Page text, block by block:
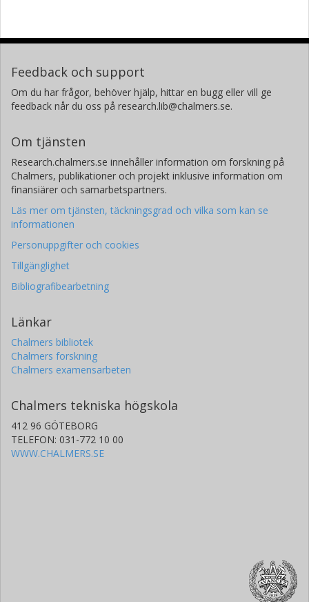
Feedback och support
Om du har frågor, behöver hjälp, hittar en bugg eller vill ge
feedback når du oss på research.lib@chalmers.se.
Om tjänsten
Research.chalmers.se innehåller information om forskning på
Chalmers, publikationer och projekt inklusive information om
finansiärer och samarbetspartners.
Läs mer om tjänsten, täckningsgrad och vilka som kan se
informationen
Personuppgifter och cookies
Tillgänglighet
Bibliografibearbetning
Länkar
Chalmers bibliotek
Chalmers forskning
Chalmers examensarbeten
Chalmers tekniska högskola
412 96 GÖTEBORG
TELEFON: 031-772 10 00
WWW.CHALMERS.SE